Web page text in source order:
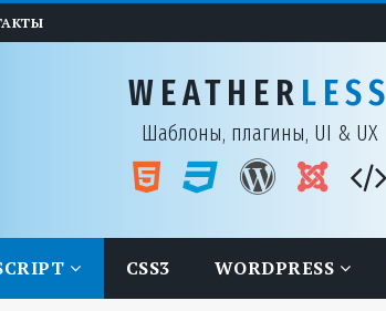
WEATHER LESS
Шаблоны, плагины, UI & UX
CSS3 WORDPRESS